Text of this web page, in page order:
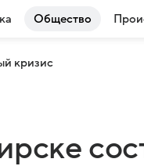
Общество
кризис